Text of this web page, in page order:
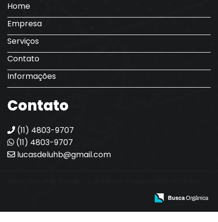
Home
Empresa
Serviços
Contato
Informações
Contato
(11) 4803-9707
(11) 4803-9707
lucasdeluhb@gmail.com